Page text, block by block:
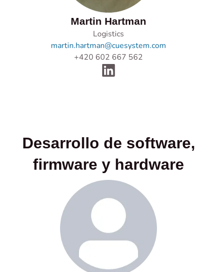
Martin Hartman
Logistics
martin.hartman@cuesystem.com
+420 602 667 562
Desarrollo de software,
firmware y hardware